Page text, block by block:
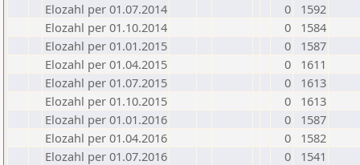
Elozahl per 01.07.2014
0
1592
Elozahl per 01.10.2014
0
1584
Elozahl per 01.01.2015
0
1587
Elozahl per 01.04.2015
0
1611
Elozahl per 01.07.2015
0
1613
Elozahl per 01.10.2015
0
1613
Elozahl per 01.01.2016
0
1587
Elozahl per 01.04.2016
0
1582
Elozahl per 01.07.2016
0
1541